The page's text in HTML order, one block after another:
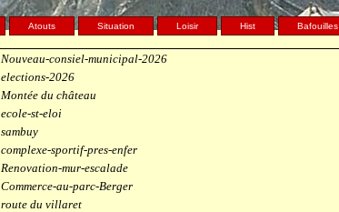
Atouts Situation Loisir Hist Bafouilles
Nouveau-consiel-municipal-2026
elections-2026
Montée du château
ecole-st-eloi
sambuy
complexe-sportif-pres-enfer
Renovation-mur-escalade
Commerce-au-parc-Berger
route du villaret